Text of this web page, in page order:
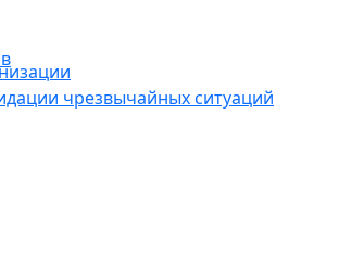
чрезвычайных ситуаций